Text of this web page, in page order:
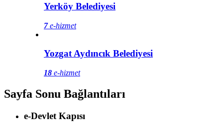
Yerköy Belediyesi
7e-hizmet
Yozgat Aydıncık Belediyesi
18 e-hizmet
Sayfa Sonu Bağlantıları
e-Devlet Kapısı